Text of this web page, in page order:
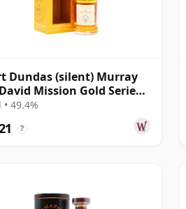
Dundas (silent) Murray
Mission Gold Series
Cask #24 1998 26 jaar
• 49.4%
?